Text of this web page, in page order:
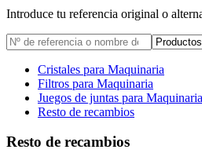
Introduce tu referencia original o
Cristales para Maquinaria
Filtros para Maquinaria
Juegos de juntas para Maquinaria
Resto de recambios
Resto de recambios